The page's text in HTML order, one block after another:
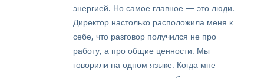
энергией. Но самое главное — это люди.
Директор настолько расположила меня к
себе, что разговор получился не про
работу, а про общие ценности. Мы
говорили на одном языке. Когда мне